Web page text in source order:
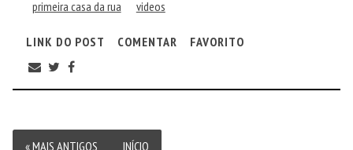
primeira casa da rua
videos
LINK DO POST COMENTAR FAVORITO
« MAIS ANTIGOS INÍCIO